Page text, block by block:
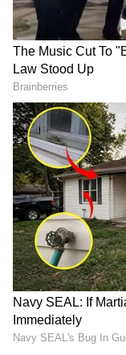
அவசரமாக
தங்களுக்குப்
சௌகரியமாக
காரியங்களை
அல்ல;
வேண்டும்
ஆகும்.